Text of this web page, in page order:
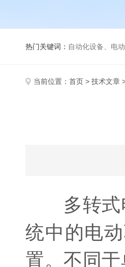
热门关键词： 自动化设备、电
当前位置： 首页 > 技术文章
多转式电
统中的电
置。不同